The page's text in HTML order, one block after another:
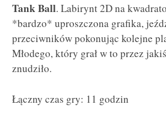
Tank Ball. Labirynt 2D na
*bardzo* uproszczona grafika,
przeciwników pokonując kolejne
Młodego, który grał w to przez
znudziło.
Łączny czas gry: 11 godzin